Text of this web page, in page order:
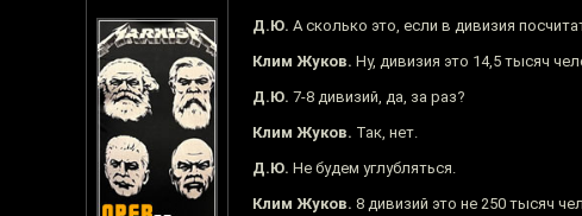
Д.Ю. А сколько это, если в дивизия
Клим Жуков. Ну, дивизия это 14,5 тысяч
Д.Ю. 7-8 дивизий, да, за раз?
Клим Жуков. Так, нет.
Д.Ю. Не будем углубляться.
Клим Жуков. 8 дивизий это не 250 тысяч